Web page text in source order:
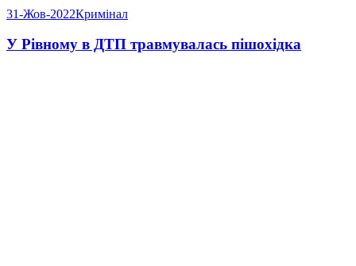
31-Жов-2022Кримінал
У Рівному в ДТП травмувалась пішохідка